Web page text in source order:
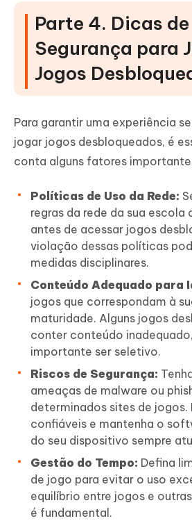
Parte 4. Dicas de
Segurança para
Jogos
Para garantir uma experiência
jogar jogos desbloqueados, é
conta alguns fatores
Políticas de Uso da Rede:
regras da rede da sua
antes de acessar jogos
violação dessas políticas
medidas disciplinares.
Conteúdo Adequado para
jogos que correspondam à
maturidade. Alguns jogos
conter conteúdo
importante ser seletivo.
Riscos de Segurança:
ameaças de malware ou
determinados sites de jogos.
confiáveis e mantenha o
do seu dispositivo sempre
Gestão do Tempo: Defina
de jogo para evitar o uso
equilíbrio entre jogos e
é fundamental.